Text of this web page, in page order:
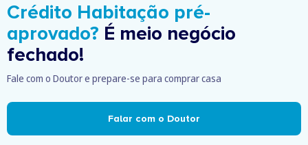
Crédito Habitação pré-
aprovado? É meio negócio
fechado!
Fale com o Doutor e prepare-se para comprar casa
Falar com o Doutor